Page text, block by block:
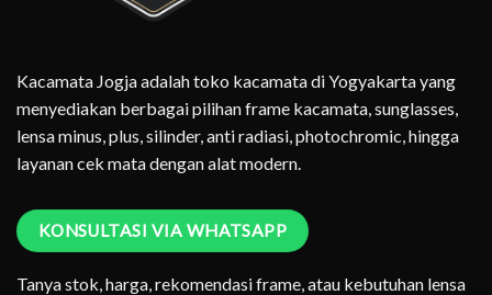
Kacamata Jogja adalah toko kacamata di Yogyakarta yang
menyediakan berbagai pilihan frame kacamata, sunglasses,
lensa minus, plus, silinder, anti radiasi, photochromic, hingga
layanan cek mata dengan alat modern.
KONSULTASI VIA WHATSAPP
Tanya stok, harga, rekomendasi frame, atau kebutuhan lensa